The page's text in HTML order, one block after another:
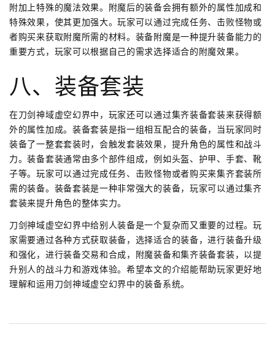
附加上特殊的魔法效果。附魔后的装备会拥有额外的属性加成和
特殊效果，使其更加强大。玩家可以通过完成任务、击败怪物或
者购买来获取附魔所需的材料。装备附魔是一种提升装备能力的
重要方式，玩家可以根据自己的需求选择适合的附魔效果。
八、装备套装
在刀剑神域虚空幻界中，玩家还可以通过集齐装备套装来获得额
外的属性加成。装备套装是指一组相互配合的装备，当玩家同时
装备了一整套套装时，会触发套装效果，提升角色的属性和战斗
力。装备套装通常由多个部件组成，例如头盔、护甲、手套、靴
子等。玩家可以通过完成任务、击败怪物或者购买来集齐套装所
需的装备。装备套装是一种非常强大的装备，玩家可以通过集齐
套装来提升角色的整体实力。
刀剑神域虚空幻界中给别人装备是一个复杂而又重要的过程。玩
家需要通过各种方式获取装备，选择适合的装备，进行装备升级
和强化，进行装备交易和合成，附魔装备和集齐装备套装，以提
升别人的战斗力和游戏体验。希望本文的介绍能帮助玩家更好地
理解和运用刀剑神域虚空幻界中的装备系统。